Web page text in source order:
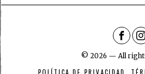
© 2026 — All
POLÍTICA DE PRIVACIDAD